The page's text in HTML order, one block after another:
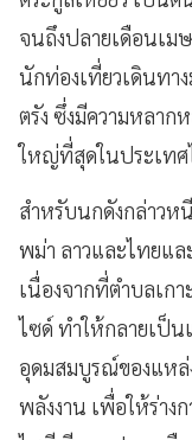
จนถึงปลายเดือนเ
นักท่องเที่ยวเดินทา
ตรัง ซึ่งมีความหลาก
ใหญ่ที่สุดในประเทศ
สำหรับนกดังกล่าวห
พม่า ลาวและไทยแ
เนื่องจากที่ตำบลเก
ไซด์ ทำให้กลายเป็
อุดมสมบูรณ์ของแห
พลังงาน เพื่อให้ร่า